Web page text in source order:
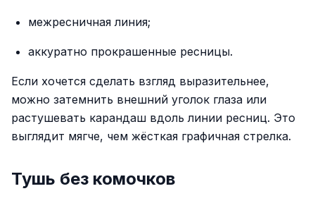
межресничная линия;
аккуратно прокрашенные ресницы.
Если хочется сделать взгляд выразительнее,
можно затемнить внешний уголок глаза или
растушевать карандаш вдоль линии ресниц. Это
выглядит мягче, чем жёсткая графичная стрелка.
Тушь без комочков